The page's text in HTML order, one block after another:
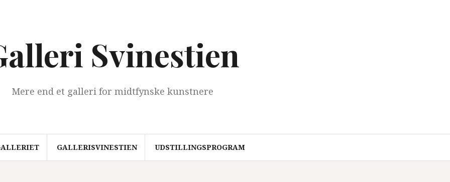
Svinestien
Mere end et galleri for midtfynske kunstnere
GALLERISVINESTIEN UDSTILLINGSPROGRAM